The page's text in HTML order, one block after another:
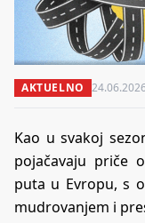
AKTUELNO
Kao u svakoj
pojačavaju priče
puta u Evropu, s
mudrovanjem i